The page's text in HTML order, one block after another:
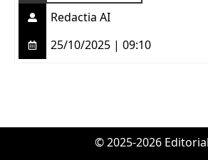
Redactia AI
25/10/2025 | 09:10
© 2025-2026